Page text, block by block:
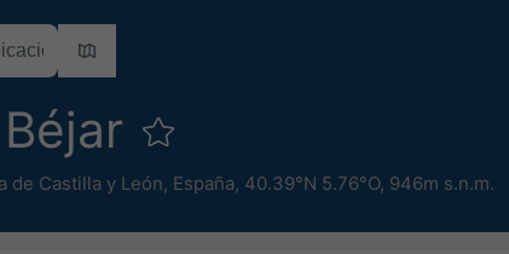
de Castilla y León, España, 40.39°N 5.76°O, 946m s.n.m.